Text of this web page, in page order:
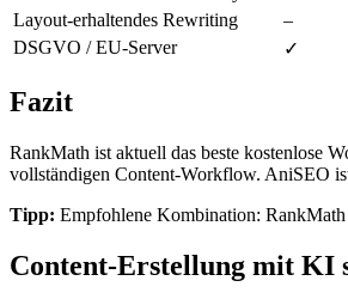
Layout-erhaltendes Rewriting
–
DSGVO / EU-Server
✓
Fazit
RankMath ist aktuell das beste kostenlose
vollständigen Content-Workflow. AniSEO
Tipp: Empfohlene Kombination:
Content-Erstellung mit KI